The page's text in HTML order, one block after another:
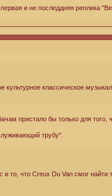
и не последдняя реплика
классическое
пристало бы только для того,
трубу".
то, что Creux Du Van смог найти